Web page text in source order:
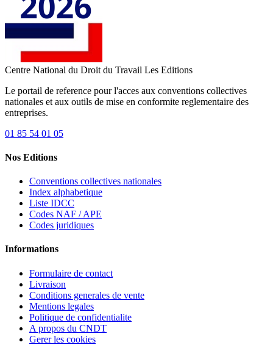
Centre National du Droit du Travail Les Editions
Le portail de reference pour l'acces aux conventions collectives
nationales et aux outils de mise en conformite reglementaire des
entreprises.
01 85 54 01 05
Nos Editions
Conventions collectives nationales
Index alphabetique
Liste IDCC
Codes NAF / APE
Codes juridiques
Informations
Formulaire de contact
Livraison
Conditions generales de vente
Mentions legales
Politique de confidentialite
A propos du CNDT
Gerer les cookies